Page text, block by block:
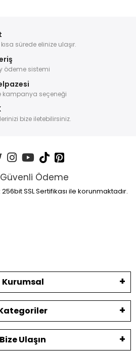
sürede elinize ulaşır.
ödeme sistemi
kampanya seçeneği
bize iletebilirsiniz.
Güvenli Ödeme
SSL Sertifikası ile korunmaktadır.
Kurumsal
Bize Ulaşın